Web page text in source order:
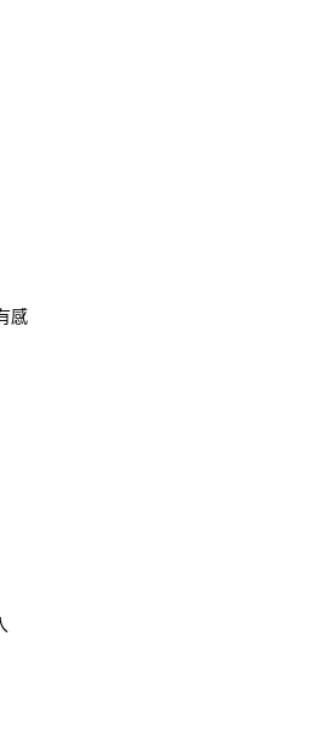
商業銀行
的支付方式。 讓您購物簡單
值。
將跳轉至「AFTEE先享後
即可完成結帳。
。
中的連結，可透過四大超商
視為交易完成。
但若您需要取消訂單，請聯
仍視為有效，需透過AFTEE
感